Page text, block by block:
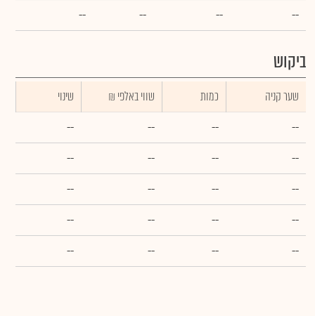
--
--
--
--
ביקוש
שער קניה כמות ₪ שווי באלפי
שינוי
--
--
--
--
--
--
--
--
--
--
--
--
--
--
--
--
--
--
--
--